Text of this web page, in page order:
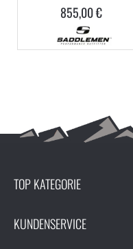
855,00 €
TOP KATEGORIE
KUNDENSERVICE